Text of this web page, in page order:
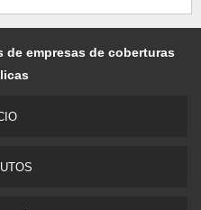
de empresas de coberturas